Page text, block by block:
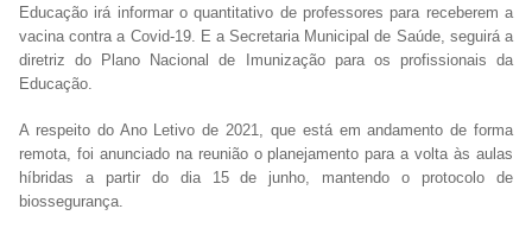
Educação irá informar o quantitativo de professores para receberem a
vacina contra a Covid-19. E a Secretaria Municipal de Saúde, seguirá a
diretriz do Plano Nacional de Imunização para os profissionais da
Educação.
A respeito do Ano Letivo de 2021, que está em andamento de forma
remota, foi anunciado na reunião o planejamento para a volta às aulas
híbridas a partir do dia 15 de junho, mantendo o protocolo de
biossegurança.